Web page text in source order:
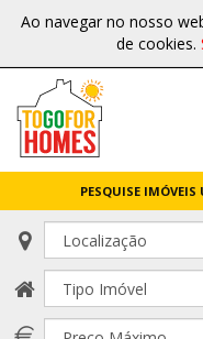
Ao navegar no nosso
de cookies.
PESQUISE